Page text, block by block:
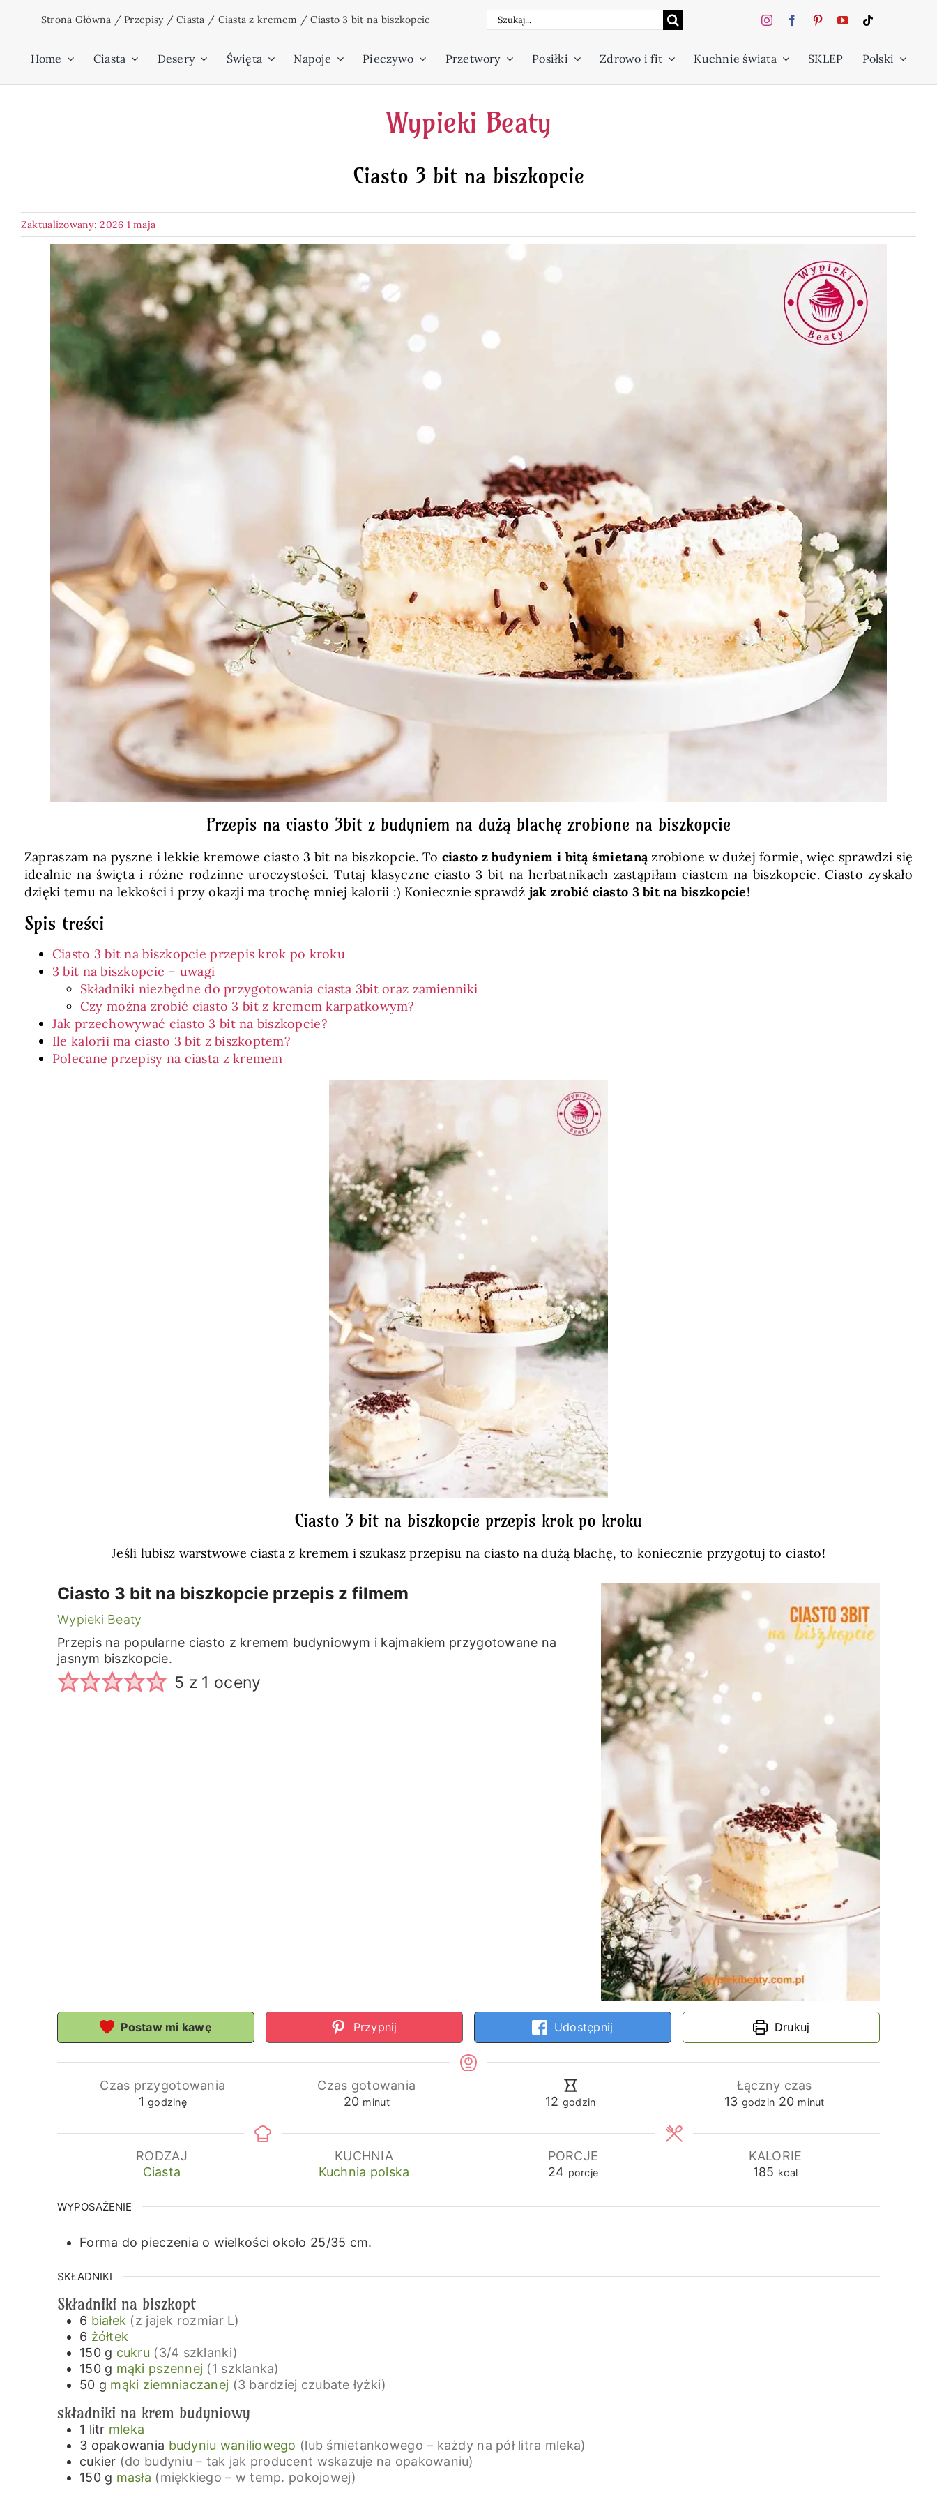
Strona Główna /Przepisy/Ciasta / Ciasta z kremem /Ciasto 3 bit na biszkopcie Szukaj
Home Ciasta Desery Święta Napoje Pieczywo Przetwory Posiłki Zdrowo i fit Kuchnie świata SKLEP Polski
Wypieki Beaty
Ciasto 3 bit na biszkopcie
Zaktualizowany: 2026 1 maja
Przepis na ciasto 3bit z budyniem na dużą blachę zrobione na biszkopcie
Zapraszam na pyszne i lekkie kremowe ciasto 3 bit na biszkopcie. To ciasto z budyniem i bitą śmietanązrobione w dużej formie, więc sprawdzi się
idealnie na święta i różne rodzinne uroczystości. Tutaj klasyczne ciasto 3 bit na herbatnikach zastąpiłam ciastem na biszkopcie. Ciasto zyskało
dzięki temu na lekkości i przy okazji ma trochę mniej kalorii :) Koniecznie sprawdź jak zrobić ciasto 3 bit na biszkopcie!
Spis treści
Ciasto 3 bit na biszkopcie przepis krok po kroku
3 bit na biszkopcie – uwagi
Składniki niezbędne do przygotowania ciasta 3bit oraz zamienniki
Czy można zrobić ciasto 3 bit z kremem karpatkowym?
Jak przechowywać ciasto 3 bit na biszkopcie?
Ile kalorii ma ciasto 3 bit z biszkoptem?
Polecane przepisy na ciasta z kremem
Ciasto 3 bit na biszkopcie przepis krok po kroku
Jeśli lubisz warstwowe ciasta z kremem i szukasz przepisu na ciasto na dużą blachę, to koniecznie przygotuj to ciasto!
Ciasto 3 bit na biszkopcie przepis z filmem
Wypieki Beaty
Przepis na popularne ciasto z kremem budyniowym i kajmakiem przygotowane na
jasnym biszkopcie.
5 z 1 oceny
Postaw mi kawę Przypnij Udostępnij Drukuj
Czas przygotowania
1 godzina
godzinę
Czas gotowania
20minuty
minut 12 godziny
godzin
Łączny czas
13godziny
godzin 20minuty
minut
RODZAJ
Ciasta
KUCHNIA
Kuchnia polska
PORCJE
24 porcje
KALORIE
185 kcal
WYPOSAŻENIE
Forma do pieczenia o wielkości około 25/35 cm.
SKŁADNIKI
Składniki na biszkopt
6 białek (z jajek rozmiar L)
6 żółtek
150 g cukru (3/4 szklanki)
150 g mąki pszennej (1 szklanka)
50 g mąki ziemniaczanej (3 bardziej czubate łyżki)
składniki na krem budyniowy
1 litr mleka
3 opakowania budyniu waniliowego (lub śmietankowego – każdy na pół litra mleka)
cukier (do budyniu – tak jak producent wskazuje na opakowaniu)
150 g masła (miękkiego – w temp. pokojowej)